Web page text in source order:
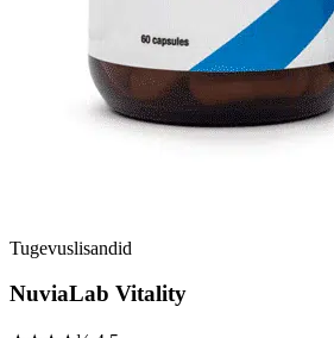
Tugevuslisandid
NuviaLab Vitality